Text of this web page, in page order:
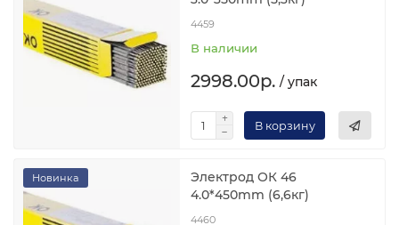
4459
В наличии
2998.00р. / упак
В корзину
Новинка
Электрод ОК 46
4.0*450mm (6,6кг)
4460